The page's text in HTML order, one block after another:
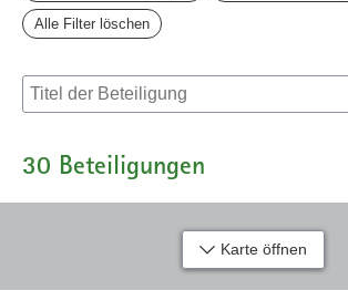
Alle Filter löschen
Suche nach Beteiligung
30 Beteiligungen
Karte öffnen